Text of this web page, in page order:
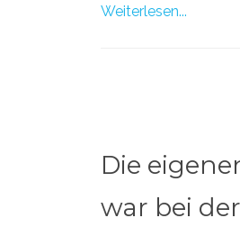
Weiterlesen...
Die
war bei